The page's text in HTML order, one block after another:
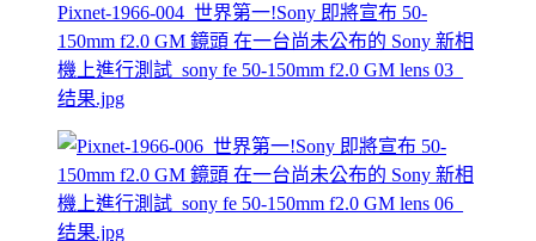
Pixnet-1966-004_世界第一!Sony 即將宣布 50-
150mm f2.0 GM 鏡頭 在一台尚未公布的 Sony 新相
機上進行測試_sony fe 50-150mm f2.0 GM lens 03_
结果.jpg